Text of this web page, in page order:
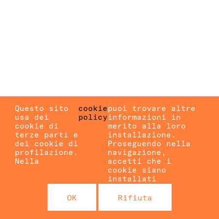
Questo sito
usa dei
cookie di
terze parti e
dei cookie di
profilazione.
Nella
cookie
policy
puoi trovare altre
informazioni in
merito alla loro
installazione.
Proseguendo nella
navigazione,
accetti che i
cookie siano
installati
OK Rifiuta